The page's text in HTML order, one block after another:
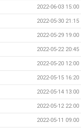
2022-06-03 15:00
2022-05-30 21:15
2022-05-29 19:00
2022-05-22 20:45
2022-05-20 12:00
2022-05-15 16:20
2022-05-14 13:00
2022-05-12 22:00
2022-05-11 09:00